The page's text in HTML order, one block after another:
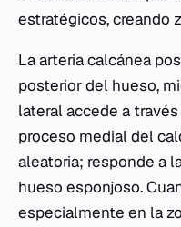
estratégicos, creando
La arteria calcánea
posterior del hueso,
lateral accede a
proceso medial del
aleatoria; responde a
hueso esponjoso.
especialmente en la